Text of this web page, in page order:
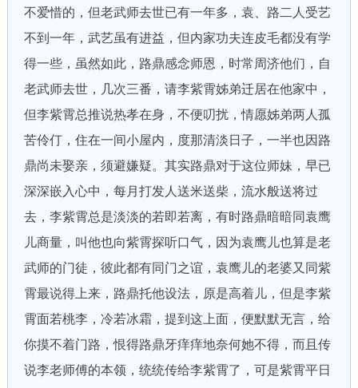
不爱惜的，但老武师去世已有一年多，袁、路二人受艺
不到一年，武艺虽有进益，但内家功夫连皮毛都没有学
得一些，虽然如此，路鼎感念师恩，时常周济他们，自
老武师去世，几次三番，请李紫霄姊弟迁居在他家中，
但李紫霄总推说热孝在身，不便叨扰，情愿姊弟两人孤
苦伶仃，住在一间小屋内，度那清淡日子，一半也因路
鼎尚未娶亲，须避嫌疑。其实路鼎对于这位师妹，早已
深深嵌入心中，每月打发人送米送柴，流水般送将过
去，李紫霄总是淡淡的若即若离，有时路鼎暗暗同袁鹰
儿商量，叫他也向紫霄探听口气，因为袁鹰儿也算是老
武师的门徒，彼此都有同门之谊，袁鹰儿的老婆又同紫
霄最说得上来，路鼎托他设法，原是高着儿，但是李紫
霄面若桃李，冷若冰霜，提到这上面，便默默无言，给
你摸不着门路，恨得路鼎牙痒痒地奈何她不得，而且传
说李老师傅的本领，统统传给李紫霄了，可是紫霄平日